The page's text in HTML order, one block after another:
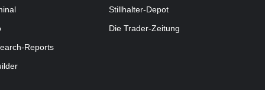
Reports
Stillhalter-Depot
Die Trader-Zeitung